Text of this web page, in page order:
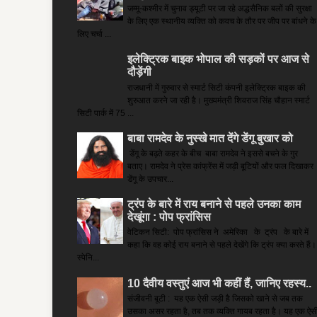
जम्मू-कश्मीर में चुनाव ड्यूटी पर जा रहे अद्धसैनिक बलों की सुरक्षा
के लिए एक स्थानीय व्यक्ति को कवच के तौर पर जीप पर बांधने के
लिए चर्चा ...
इलेक्ट्रिक बाइक भोपाल की सड़कों पर आज से
दौड़ेंगी
राजधानी में गुरुवार से स्मार्ट सिटी कंपनी इलेक्ट्रिक बाइक की
शुरुआत करने जा रही है। मुख्यमंत्री शिवराज सिंह चौहान स्मार्ट
सिटी पार्क में 75 ...
बाबा रामदेव के नुस्खे मात देंगे डेंगू बुखार को
डेंगू के बढ़ते कहर के बीच बाबा रामदेव ने इससे बचने के गुर
बताए। रामदेव ने प्रेस कांफ्रेंस में जड़ी बूटियों और फल दिखाकर
डेंगू के उपचार...
ट्रंप के बारे में राय बनाने से पहले उनका काम
देखूंगा : पोप फ्रांसिस
वेटिकन सिटी: पोप फ्रांसिस ने अमेरिका के ट्रंप के बारे में
कहा कि वह कोई राय बनाने से पहले देखेंगे कि ट्रंप क्या करते हैं।
स्पेनि...
10 दैवीय वस्तुएं आज भी कहीं हैं, जानिए रहस्य..
संजीवनी बूटी : यह एक ऐसी जड़ी है जिसको खाने से जब तक
उसका असर रहता है, तब तक व्यक्ति गायब रहता है। यह एक